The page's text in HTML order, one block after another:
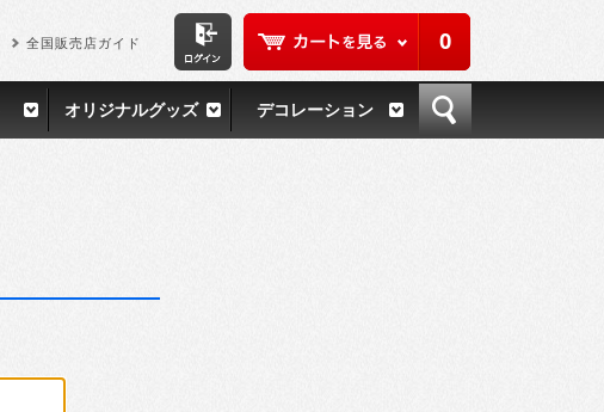
0
全国販売店ガイド
オリジナルグッズ デコレーション